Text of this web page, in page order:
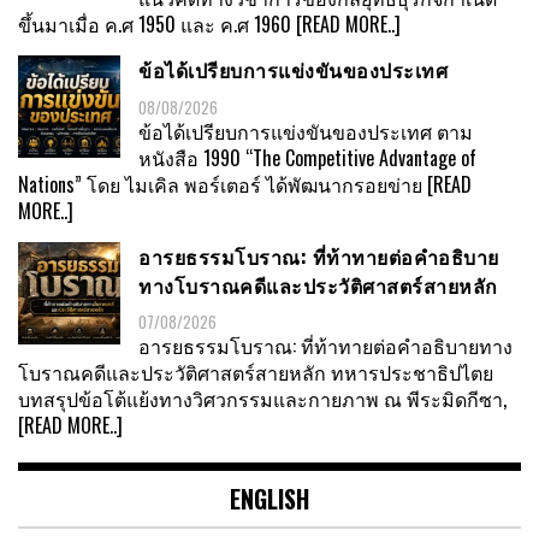
ขึ้นมาเมื่อ ค.ศ 1950 และ ค.ศ 1960 [READ MORE..]
ข้อได้เปรียบการแข่งขันของประเทศ
08/08/2026
ข้อได้เปรียบการแข่งขันของประเทศ ตาม
หนังสือ 1990 “The Competitive Advantage of
Nations” โดย ไมเคิล พอร์เตอร์ ได้พัฒนากรอยข่าย [READ
MORE..]
อารยธรรมโบราณ: ที่ท้าทายต่อคำอธิบาย
ทางโบราณคดีและประวัติศาสตร์สายหลัก
07/08/2026
อารยธรรมโบราณ: ที่ท้าทายต่อคำอธิบายทาง
โบราณคดีและประวัติศาสตร์สายหลัก ทหารประชาธิปไตย
บทสรุปข้อโต้แย้งทางวิศวกรรมและกายภาพ ณ พีระมิดกีซา,
[READ MORE..]
ENGLISH